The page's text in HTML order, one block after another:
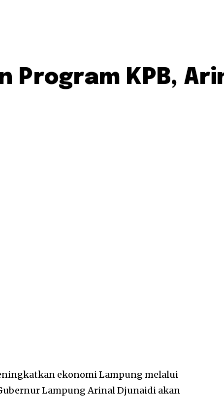
Program KPB,
ekonomi Lampung melalui
Lampung Arinal Djunaidi akan